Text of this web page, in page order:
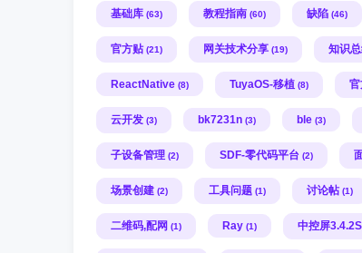
基础库 (63) 教程指南 (60) 缺陷 (46)
官方贴 (21) 网关技术分享 (19) 知识
ReactNative (8) TuyaOS-移植 (8)
云开发 (3) bk7231n (3) ble (3)
子设备管理 (2) SDF-零代码平台 (2)
场景创建 (2) 工具问题 (1) 讨论帖 (1)
二维码,配网 (1) Ray (1) 中控屏